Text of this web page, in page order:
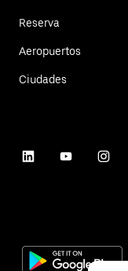
Reserva
Aeropuertos
Ciudades